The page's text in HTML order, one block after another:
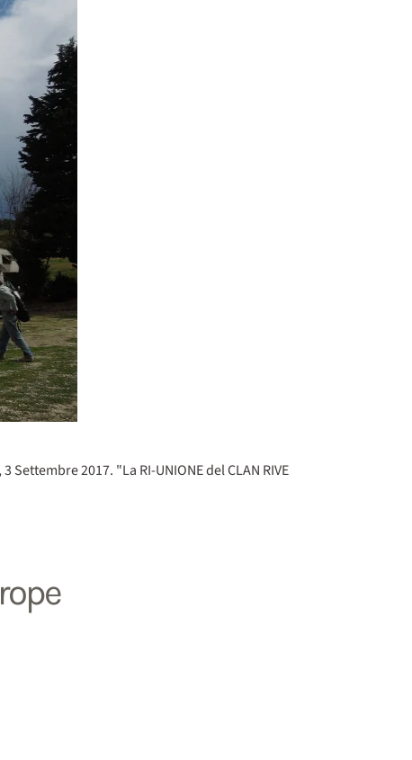
2017. "La RI-UNIONE del CLAN RIVE